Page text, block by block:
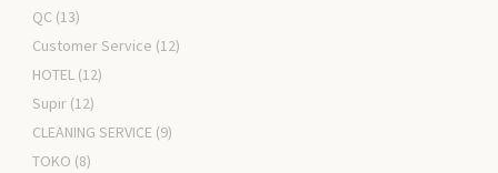
QC (13)
Customer Service (12)
HOTEL (12)
Supir (12)
CLEANING SERVICE (9)
TOKO (8)